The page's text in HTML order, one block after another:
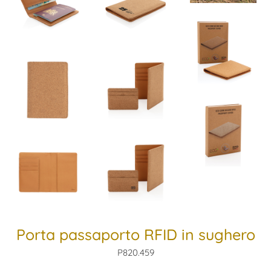
Porta passaporto RFID in sughero
P820.459